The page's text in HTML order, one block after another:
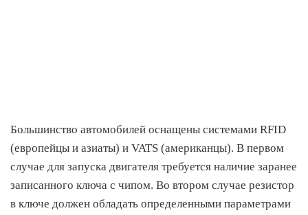
Большинство автомобилей оснащены системами RFID
(европейцы и азиаты) и VATS (американцы). В первом
случае для запуска двигателя требуется наличие заранее
записанного ключа с чипом. Во втором случае резистор
в ключе должен обладать определенными параметрами